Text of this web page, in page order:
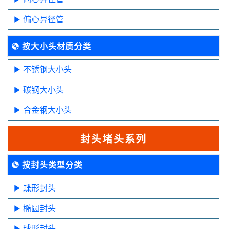
偏心异径管
按大小头材质分类
不锈钢大小头
碳钢大小头
合金钢大小头
封头堵头系列
按封头类型分类
蝶形封头
椭圆封头